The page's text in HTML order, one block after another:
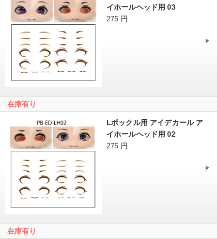
イホールヘッド用 03
275 円
在庫有り
Lボックル用 アイデカール ア
イホールヘッド用 02
275 円
在庫有り